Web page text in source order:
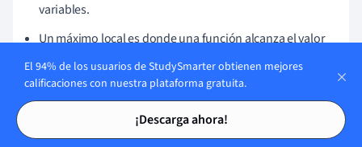
Tarjetas de estudio
Tarjetas de estudio
variables.
Un máximo local es donde una función alcanza el valor
más alto dentro de su dominio, mientras que un mínimo
local es donde alcanza el valor más bajo. Si no es ni un
máximo ni un mínimo, se denomina punto de silla de
El 94% de los usuarios de StudySmarter obtienen mejores
calificaciones con nuestra plataforma gratuita.
¡Descarga ahora!